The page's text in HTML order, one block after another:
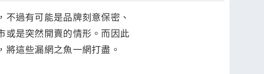
過有可能是品牌刻意保密、
或是突然開賣的情形。而因此
這些漏網之魚一網打盡。